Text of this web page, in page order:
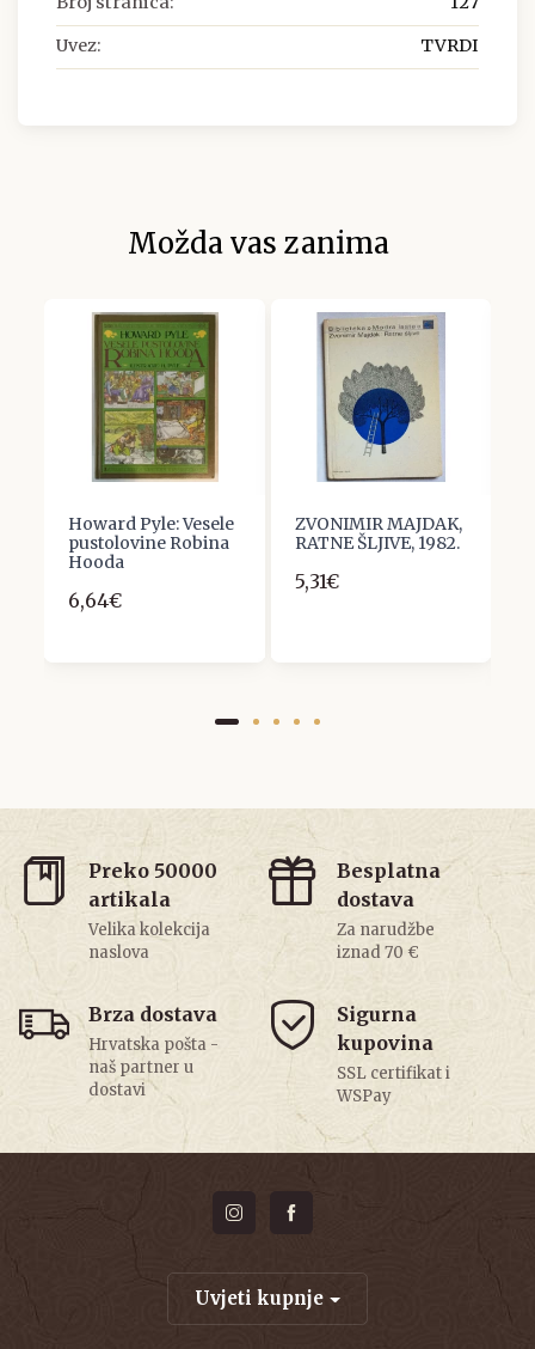
Uvez: TVRDI
Možda vas zanima
Howard Pyle: Vesele
pustolovine Robina
Hooda
6,64€
ZVONIMIR MAJDAK,
RATNE ŠLJIVE, 1982.
5,31€
Preko 50000
artikala
Velika kolekcija
naslova
Besplatna
dostava
Za narudžbe
iznad 70 €
Brza dostava
Hrvatska pošta -
naš partner u
dostavi
Sigurna
kupovina
SSL certifikat i
WSPay
Uvjeti kupnje